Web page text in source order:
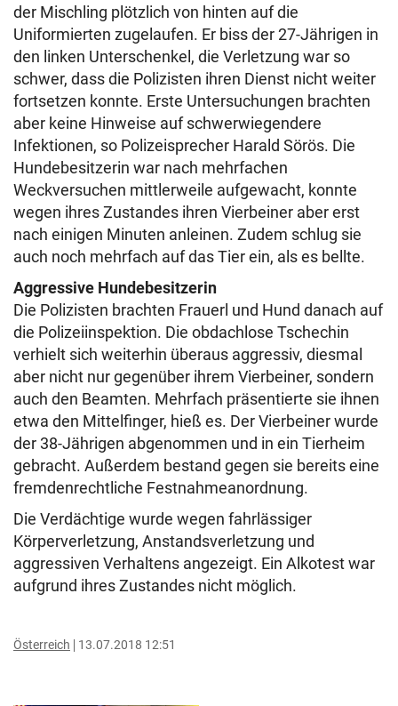
der Mischling plötzlich von hinten auf die
Uniformierten zugelaufen. Er biss der 27-Jährigen in
den linken Unterschenkel, die Verletzung war so
schwer, dass die Polizisten ihren Dienst nicht weiter
fortsetzen konnte. Erste Untersuchungen brachten
aber keine Hinweise auf schwerwiegendere
Infektionen, so Polizeisprecher Harald Sörös. Die
Hundebesitzerin war nach mehrfachen
Weckversuchen mittlerweile aufgewacht, konnte
wegen ihres Zustandes ihren Vierbeiner aber erst
nach einigen Minuten anleinen. Zudem schlug sie
auch noch mehrfach auf das Tier ein, als es bellte.
Aggressive Hundebesitzerin
Die Polizisten brachten Frauerl und Hund danach auf
die Polizeiinspektion. Die obdachlose Tschechin
verhielt sich weiterhin überaus aggressiv, diesmal
aber nicht nur gegenüber ihrem Vierbeiner, sondern
auch den Beamten. Mehrfach präsentierte sie ihnen
etwa den Mittelfinger, hieß es. Der Vierbeiner wurde
der 38-Jährigen abgenommen und in ein Tierheim
gebracht. Außerdem bestand gegen sie bereits eine
fremdenrechtliche Festnahmeanordnung.
Die Verdächtige wurde wegen fahrlässiger
Körperverletzung, Anstandsverletzung und
aggressiven Verhaltens angezeigt. Ein Alkotest war
aufgrund ihres Zustandes nicht möglich.
Österreich 13.07.2018 12:51